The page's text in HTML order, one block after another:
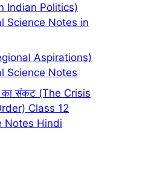
Indian Politics)
Science Notes in
Aspirations)
Science Notes
का संकट (The Crisis
Class 12
Notes Hindi